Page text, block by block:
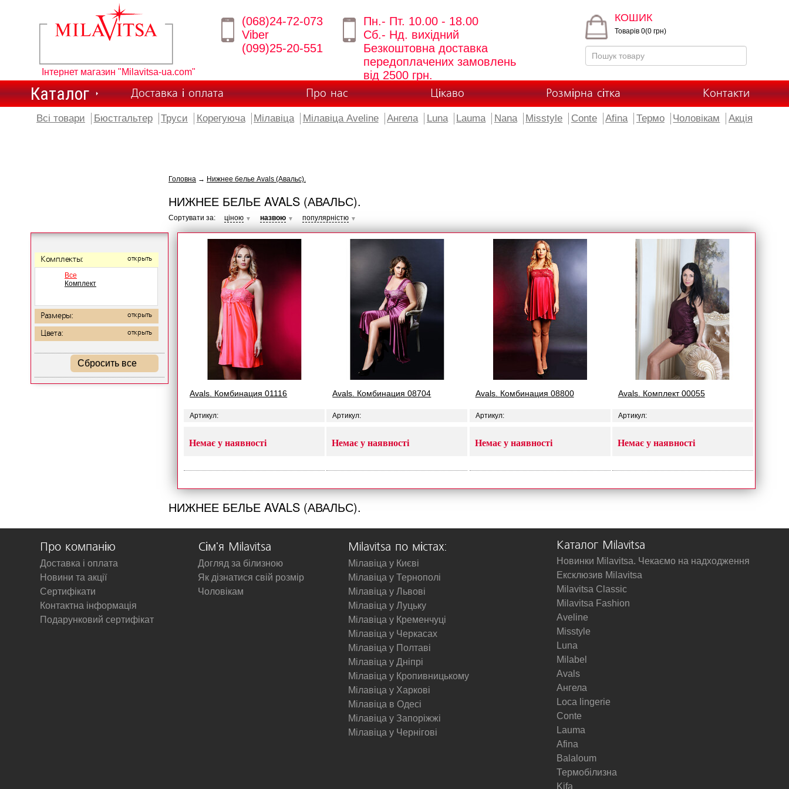
Інтернет магазин "Milavitsa-ua.com"
(068)24-72-073
Viber
(099)25-20-551
Пн.- Пт. 10.00 - 18.00
Сб.- Нд. вихідний
Безкоштовна доставка
передоплачених замовлень
від 2500 грн.
КОШИК
Товарів 0(0 грн)
Каталог Доставка і оплата Про нас Цікаво Розмірна сітка Контакти
Всі товари Бюстгальтер Труси Корегуюча Мілавіца Мілавіца Aveline Ангела Luna Lauma Nana Misstyle Conte Afina Термо Чоловікам Акція
Комплекты: открыть
Все
Комплект
Размеры: открыть
Цвета: открыть
Сбросить все
Головна → Нижнее белье Avals (Авальс).
НИЖНЕЕ БЕЛЬЕ AVALS (АВАЛЬС).
Сортувати за: ціною ▼ назвою ▼ популярністю ▼
Avals. Комбинация 01116
Артикул:
Немає у наявності
Avals. Комбинация 08704
Артикул:
Немає у наявності
Avals. Комбинация 08800
Артикул:
Немає у наявності
Avals. Комплект 00055
Артикул:
Немає у наявності
НИЖНЕЕ БЕЛЬЕ AVALS (АВАЛЬС).
Про компанію
Доставка і оплата
Новини та акції
Сертифікати
Контактна інформація
Подарунковий сертифікат
Сім'я Milavitsa
Догляд за білизною
Як дізнатися свій розмір
Чоловікам
Milavitsa по містах:
Мілавіца у Києві
Мілавіца у Тернополі
Мілавіца у Львові
Мілавіца у Луцьку
Мілавіца у Кременчуці
Мілавіца у Черкасах
Мілавіца у Полтаві
Мілавіца у Дніпрі
Мілавіца у Кропивницькому
Мілавіца у Харкові
Мілавіца в Одесі
Мілавіца у Запоріжжі
Мілавіца у Чернігові
Каталог Milavitsa
Новинки Milavitsa. Чекаємо на надходження
Ексклюзив Milavitsa
Milavitsa Classic
Milavitsa Fashion
Aveline
Misstyle
Luna
Milabel
Avals
Ангела
Loca lingerie
Conte
Lauma
Afina
Balaloum
Термобілизна
Kifa